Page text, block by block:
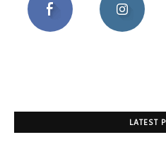
LATEST